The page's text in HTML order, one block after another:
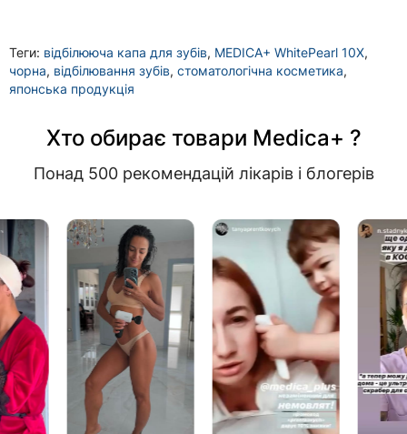
Теги: відбілююча капа для зубів, MEDICA+ WhitePearl 10X,
чорна, відбілювання зубів, стоматологічна косметика,
японська продукція
Хто обирає товари Medica+ ?
Понад 500 рекомендацій лікарів і блогерів